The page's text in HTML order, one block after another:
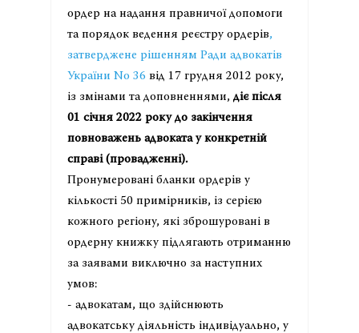
ордер на надання правничої допомоги
та порядок ведення реєстру ордерів,
затверджене рішенням Ради адвокатів
України No 36 від 17 грудня 2012 року,
із змінами та доповненнями, діє після
01 січня 2022 року до закінчення
повноважень адвоката у конкретній
справі (провадженні).
Пронумеровані бланки ордерів у
кількості 50 примірників, із серією
кожного регіону, які зброшуровані в
ордерну книжку підлягають отриманню
за заявами виключно за наступних
умов:
- адвокатам, що здійснюють
адвокатську діяльність індивідуально, у